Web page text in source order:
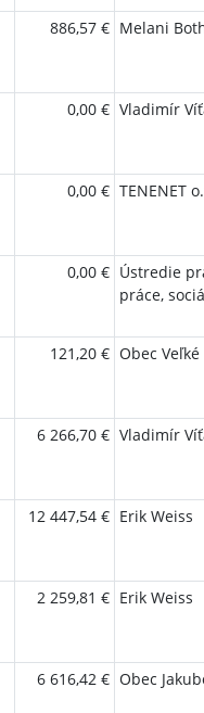
886,57 € Melani
0,00 € Vladimír
0,00 € TENENET
0,00 € Ústredie
práce,
121,20 € Obec
6 266,70 € Vladimír
12 447,54 € Erik Weiss
2 259,81 € Erik Weiss
6 616,42 € Obec